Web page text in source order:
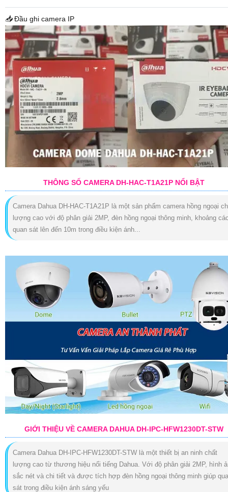
📥Đầu ghi camera IP
THÔNG SỐ CAMERA DH-HAC-T1A21P NỔI BẬT
Camera Dahua DH-HAC-T1A21P là một sản phẩm camera hồng ngoại
lượng cao với độ phân giải 2MP, đèn hồng ngoại thông minh, khoảng
quan sát lên đến 10m trong điều kiện ánh...
GIỚI THIỆU VỀ CAMERA DAHUA DH-IPC-HFW1230DT-STW
Camera Dahua DH-IPC-HFW1230DT-STW là một thiết bị an ninh chất
lượng cao từ thương hiệu nổi tiếng Dahua. Với độ phân giải 2MP, hình
sắc nét và chi tiết và được tích hợp đèn hồng ngoại thông minh giúp
sát trong điều kiện ánh sáng yếu